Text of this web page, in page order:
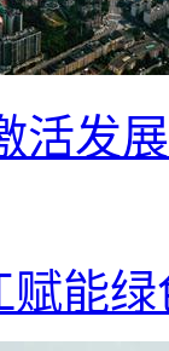
活发
能